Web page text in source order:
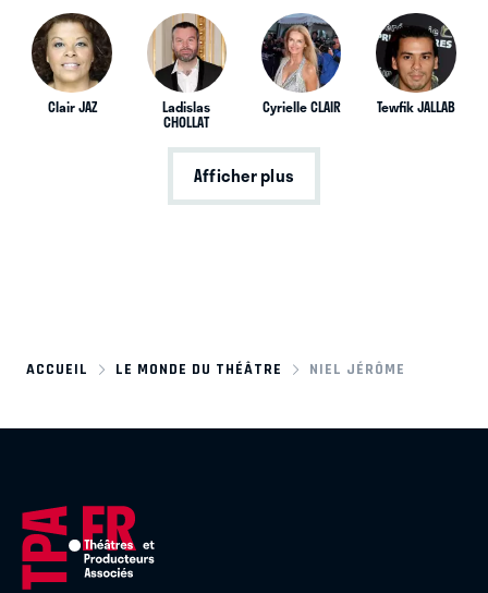
Clair JAZ Ladislas
CHOLLAT
Cyrielle CLAIR Tewfik JALLAB
Afficher plus
ACCUEIL LE MONDE DU THÉÂTRE NIEL JÉRÔME